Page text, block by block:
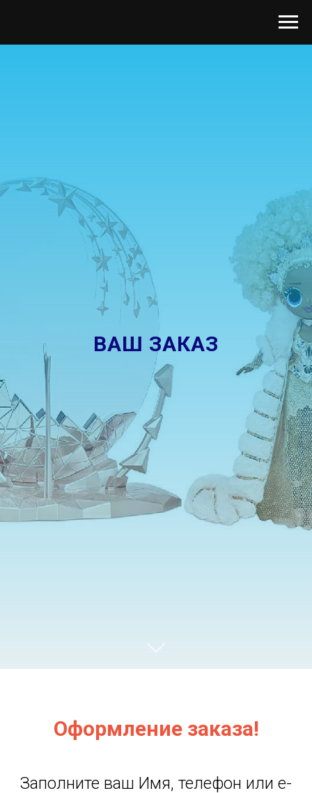
ВАШ ЗАКАЗ
Оформление заказа!
Заполните ваш Имя, телефон или e-